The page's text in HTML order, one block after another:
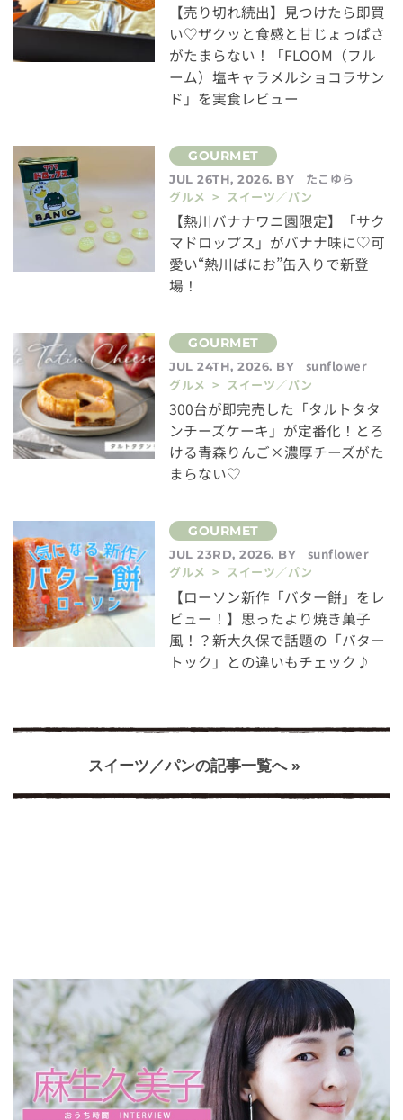
【売り切れ続出】見つけたら即買
い♡ザクッと食感と甘じょっぱさ
がたまらない！「FLOOM（フル
ーム）塩キャラメルショコラサン
ド」を実食レビュー
JUL 26TH, 2026. BY
たこゆら
グルメ > スイーツ／パン
【熱川バナナワニ園限定】「サク
マドロップス」がバナナ味に♡可
愛い“熱川ばにお”缶入りで新登
場！
JUL 24TH, 2026. BY
sunflower
グルメ > スイーツ／パン
300台が即完売した「タルトタタ
ンチーズケーキ」が定番化！とろ
ける青森りんご×濃厚チーズがた
まらない♡
JUL 23RD, 2026. BY
sunflower
グルメ > スイーツ／パン
【ローソン新作「バター餅」をレ
ビュー！】思ったより焼き菓子
風！？新大久保で話題の「バター
トック」との違いもチェック♪
スイーツ／パンの記事一覧へ »